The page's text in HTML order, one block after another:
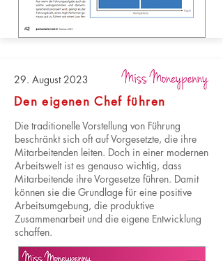
29. August 2023
Den eigenen Chef führen
Die traditionelle Vorstellung von Führung
beschränkt sich oft auf Vorgesetzte, die ihre
Mitarbeitenden leiten. Doch in einer modernen
Arbeitswelt ist es genauso wichtig, dass
Mitarbeitende ihre Vorgesetze führen. Damit
können sie die Grundlage für eine positive
Arbeitsumgebung, die produktive
Zusammenarbeit und die eigene Entwicklung
schaffen.